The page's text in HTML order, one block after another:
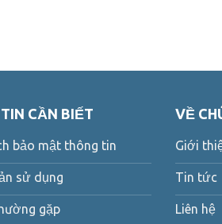
CẦN BIẾT
bảo mật thông tin
sử dụng
gặp
VỀ
Giới
Tin tức
Liên hệ